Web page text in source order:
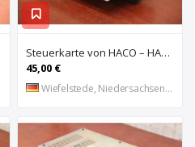
Steuerkarte von HACO – HACE 032 PPES 30135
45,00 €
Wiefelstede, Niedersachsen, DE